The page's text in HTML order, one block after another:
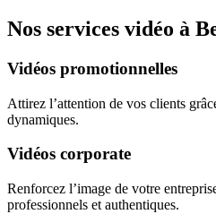
Nos services vidéo à
Vidéos promotionnelles
Attirez l’attention de vos clients
dynamiques.
Vidéos corporate
Renforcez l’image de votre
professionnels et authentiques.